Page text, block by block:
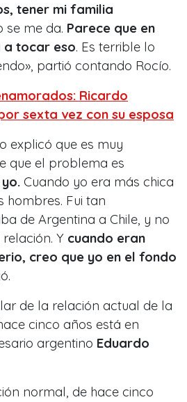
tener mi familia
se me da. Parece que en
a tocar eso. Es terrible lo
partió contando Rocío.
Ricardo
sexta vez con su esposa
explicó que es muy
que el problema es
Cuando yo era más chica
hombres. Fui tan
de Argentina a Chile, y no
Y cuando eran
creo que yo en el fondo
de la relación actual de la
cinco años está en
argentino Eduardo
normal, de hace cinco